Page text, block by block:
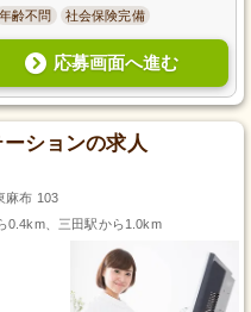
年齢不問 社会保険完備
応募画面へ進む
ションの求人
麻布 103
0.4km、三田駅から1.0km